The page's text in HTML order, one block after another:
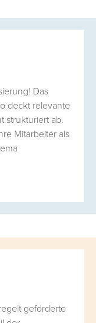
Das
deckt relevante
strukturiert ab.
Mitarbeiter als
geförderte